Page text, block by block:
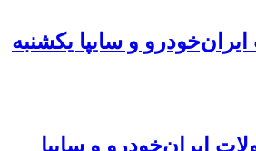
و سایپا یکشنبه
ایران‌خودرو و سایپا